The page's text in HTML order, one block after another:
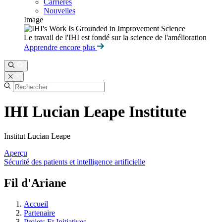
Carrières
Nouvelles
Image
Le travail de l'IHI est fondé sur la science de l'amélioration
Apprendre encore plus
IHI Lucian Leape Institute
Institut Lucian Leape
Aperçu
Sécurité des patients et intelligence artificielle
Fil d'Ariane
Accueil
Partenaire